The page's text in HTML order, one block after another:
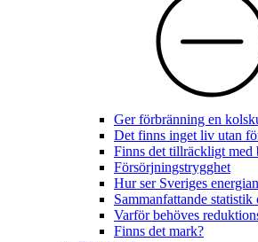
Ger förbränning en
Det finns inget liv utan
Finns det tillräckligt med
Försörjningstrygghet
Hur ser Sveriges
Sammanfattande
Varför behöves
Finns det mark?